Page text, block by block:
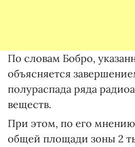
По словам Бобро,
объясняется
полураспада ряда
веществ.
При этом, по его
общей площади зоны 2